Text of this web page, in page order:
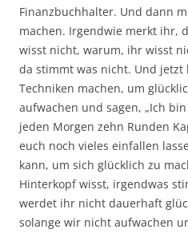
Finanzbuchhalter. Und dann
machen. Irgendwie merkt ihr,
wisst nicht, warum, ihr wisst
da stimmt was nicht. Und
Techniken machen, um
aufwachen und sagen, „Ich
jeden Morgen zehn Runden
euch noch vieles einfallen
kann, um sich glücklich zu
Hinterkopf wisst, irgendwas
werdet ihr nicht dauerhaft
solange wir nicht aufwachen